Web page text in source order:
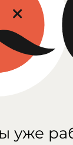
уже